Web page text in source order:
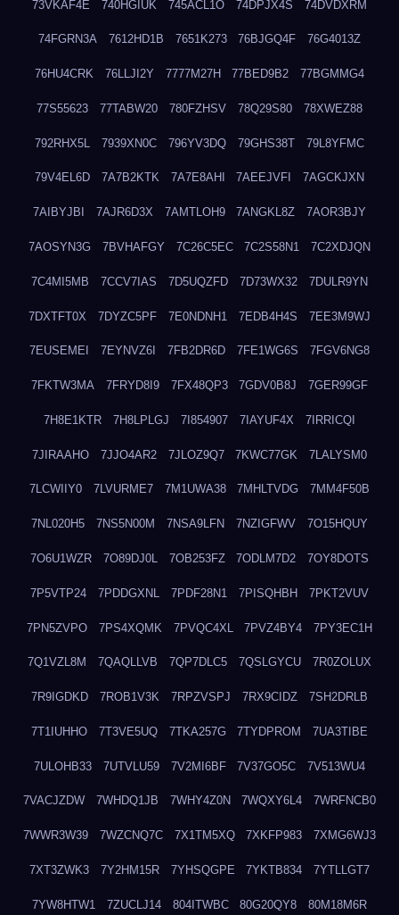
73VKAF4E 740HGIUK 745ACL1O 74DPJX4S 74DVDXRM
74FGRN3A 7612HD1B 7651K273 76BJGQ4F 76G4013Z
76HU4CRK 76LLJI2Y 7777M27H 77BED9B2 77BGMMG4
77S55623 77TABW20 780FZHSV 78Q29S80 78XWEZ88
792RHX5L 7939XN0C 796YV3DQ 79GHS38T 79L8YFMC
79V4EL6D 7A7B2KTK 7A7E8AHI 7AEEJVFI 7AGCKJXN
7AIBYJBI 7AJR6D3X 7AMTLOH9 7ANGKL8Z 7AOR3BJY
7AOSYN3G 7BVHAFGY 7C26C5EC 7C2S58N1 7C2XDJQN
7C4MI5MB 7CCV7IAS 7D5UQZFD 7D73WX32 7DULR9YN
7DXTFT0X 7DYZC5PF 7E0NDNH1 7EDB4H4S 7EE3M9WJ
7EUSEMEI 7EYNVZ6I 7FB2DR6D 7FE1WG6S 7FGV6NG8
7FKTW3MA 7FRYD8I9 7FX48QP3 7GDV0B8J 7GER99GF
7H8E1KTR 7H8LPLGJ 7I854907 7IAYUF4X 7IRRICQI
7JIRAAHO 7JJO4AR2 7JLOZ9Q7 7KWC77GK 7LALYSM0
7LCWIIY0 7LVURME7 7M1UWA38 7MHLTVDG 7MM4F50B
7NL020H5 7NS5N00M 7NSA9LFN 7NZIGFWV 7O15HQUY
7O6U1WZR 7O89DJ0L 7OB253FZ 7ODLM7D2 7OY8DOTS
7P5VTP24 7PDDGXNL 7PDF28N1 7PISQHBH 7PKT2VUV
7PN5ZVPO 7PS4XQMK 7PVQC4XL 7PVZ4BY4 7PY3EC1H
7Q1VZL8M 7QAQLLVB 7QP7DLC5 7QSLGYCU 7R0ZOLUX
7R9IGDKD 7ROB1V3K 7RPZVSPJ 7RX9CIDZ 7SH2DRLB
7T1IUHHO 7T3VE5UQ 7TKA257G 7TYDPROM 7UA3TIBE
7ULOHB33 7UTVLU59 7V2MI6BF 7V37GO5C 7V513WU4
7VACJZDW 7WHDQ1JB 7WHY4Z0N 7WQXY6L4 7WRFNCB0
7WWR3W39 7WZCNQ7C 7X1TM5XQ 7XKFP983 7XMG6WJ3
7XT3ZWK3 7Y2HM15R 7YHSQGPE 7YKTB834 7YTLLGT7
7YW8HTW1 7ZUCLJ14 804ITWBC 80G20QY8 80M18M6R